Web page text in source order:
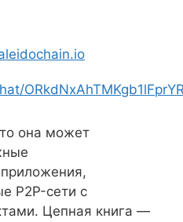
она может
P2P-сети с
Цепная книга —